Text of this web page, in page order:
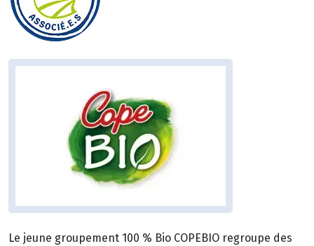
Le jeune groupement 100 % Bio COPEBIO regroupe des